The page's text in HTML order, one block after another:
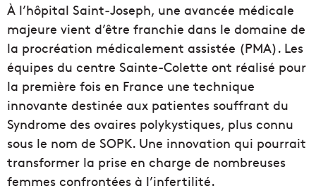
À l’hôpital Saint‑Joseph, une avancée médicale
majeure vient d’être franchie dans le domaine de
la procréation médicalement assistée (PMA). Les
équipes du centre Sainte-Colette ont réalisé pour
la première fois en France une technique
innovante destinée aux patientes souffrant du
Syndrome des ovaires polykystiques, plus connu
sous le nom de SOPK. Une innovation qui pourrait
transformer la prise en charge de nombreuses
femmes confrontées à l’infertilité.